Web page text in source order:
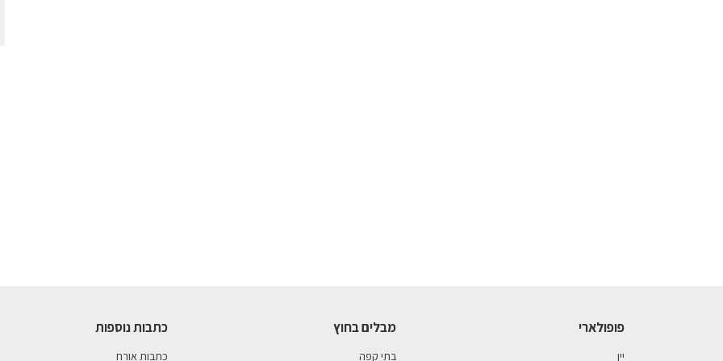
פופולארי
יין
מבלים בחוץ
בתי קפה
כתבות נוספות
כתבות אורח